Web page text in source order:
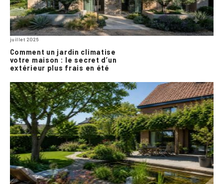
juillet 2026
Comment un jardin climatise
votre maison : le secret d’un
extérieur plus frais en été